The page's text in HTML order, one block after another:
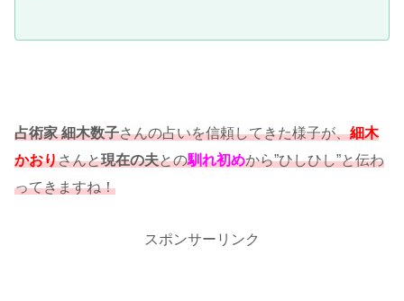
占術家 細木数子さんの占いを信頼してきた様子が、細木
かおりさんと現在の夫との馴れ初めから”ひしひし”と伝わ
ってきますね！
スポンサーリンク